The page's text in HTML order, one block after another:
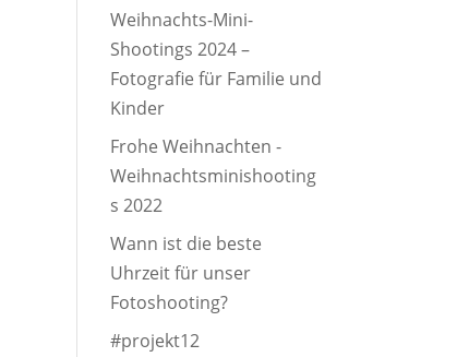
Weihnachts-Mini-
Shootings 2024 –
Fotografie für Familie und
Kinder
Frohe Weihnachten -
Weihnachtsminishooting
s 2022
Wann ist die beste
Uhrzeit für unser
Fotoshooting?
#projekt12